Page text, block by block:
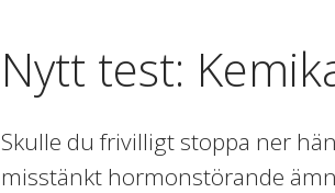
Nytt test:
Skulle du frivilligt stoppa ner
misstänkt hormonstörande